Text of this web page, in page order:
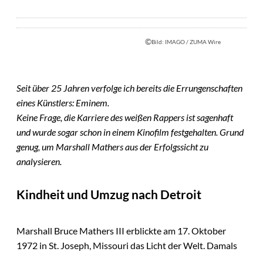
©Bild: IMAGO / ZUMA Wire
Seit über 25 Jahren verfolge ich bereits die Errungenschaften
eines Künstlers: Eminem.
Keine Frage, die Karriere des weißen Rappers ist sagenhaft
und wurde sogar schon in einem Kinofilm festgehalten. Grund
genug, um Marshall Mathers aus der Erfolgssicht zu
analysieren.
Kindheit und Umzug nach Detroit
Marshall Bruce Mathers III erblickte am 17. Oktober
1972 in St. Joseph, Missouri das Licht der Welt. Damals